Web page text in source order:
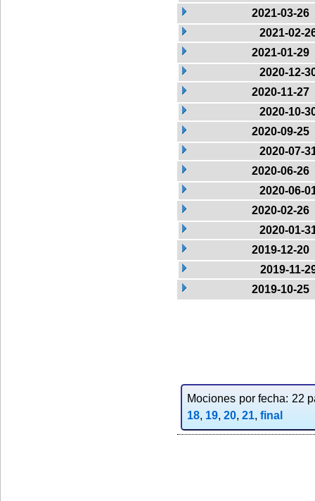
2021-03-26
2021-02-
2021-01-29
2020-12-
2020-11-27
2020-10-
2020-09-25
2020-07-
2020-06-26
2020-06-
2020-02-26
2020-01-
2019-12-20
2019-11-
2019-10-25
Mociones por fecha: 22
18, 19, 20, 21, final